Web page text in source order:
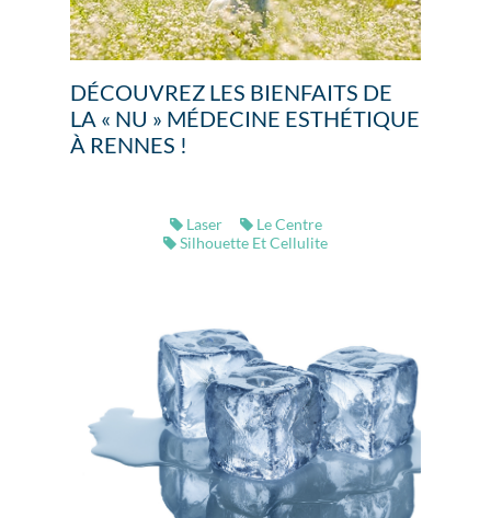
DÉCOUVREZ LES BIENFAITS DE
LA « NU » MÉDECINE ESTHÉTIQUE
À RENNES !
Laser
Le Centre
Silhouette Et Cellulite